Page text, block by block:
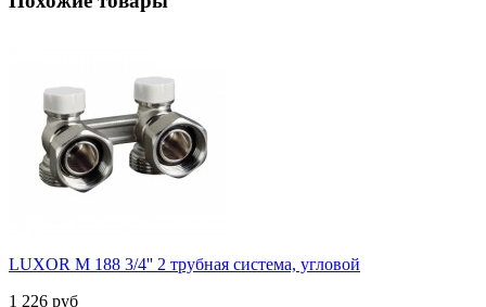
LUXOR M 188 3/4'' 2 трубная система, угловой
1 226 руб